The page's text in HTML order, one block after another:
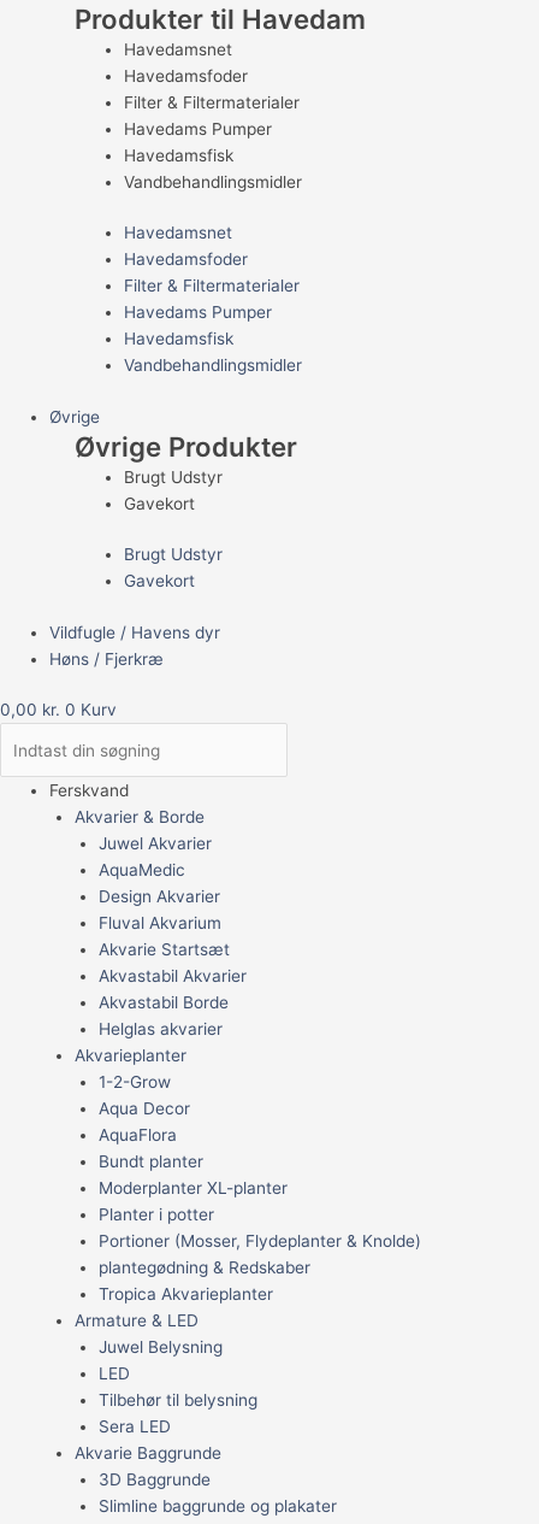
Produkter til Havedam
Havedamsnet
Havedamsfoder
Filter & Filtermaterialer
Havedams Pumper
Havedamsfisk
Vandbehandlingsmidler
Havedamsnet
Havedamsfoder
Filter & Filtermaterialer
Havedams Pumper
Havedamsfisk
Vandbehandlingsmidler
Øvrige
Øvrige Produkter
Brugt Udstyr
Gavekort
Brugt Udstyr
Gavekort
Vildfugle / Havens dyr
Høns / Fjerkræ
0,00 kr. 0 Kurv
Ferskvand
Akvarier & Borde
Juwel Akvarier
AquaMedic
Design Akvarier
Fluval Akvarium
Akvarie Startsæt
Akvastabil Akvarier
Akvastabil Borde
Helglas akvarier
Akvarieplanter
1-2-Grow
Aqua Decor
AquaFlora
Bundt planter
Moderplanter XL-planter
Planter i potter
Portioner (Mosser, Flydeplanter & Knolde)
plantegødning & Redskaber
Tropica Akvarieplanter
Armature & LED
Juwel Belysning
LED
Tilbehør til belysning
Sera LED
Akvarie Baggrunde
3D Baggrunde
Slimline baggrunde og plakater